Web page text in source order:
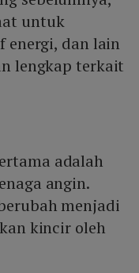
untuk
dan lain
lengkap terkait
adalah
angin.
menjadi
kincir oleh